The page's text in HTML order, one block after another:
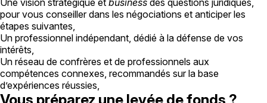
pour vous conseiller dans les négociations et anticiper les
étapes suivantes,
Un professionnel indépendant, dédié à la défense de vos
intérêts,
Un réseau de confrères et de professionnels aux
compétences connexes, recommandés sur la base
d’expériences réussies,
Vous préparez une levée de fonds ?